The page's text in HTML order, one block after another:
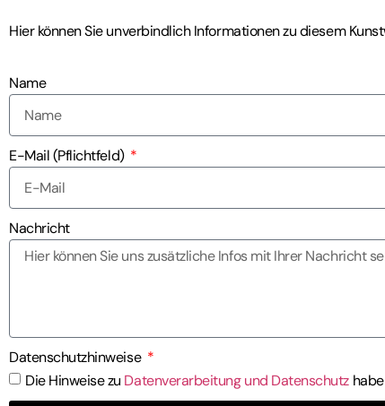
Hier können Sie unverbindlich Informationen zu diesem
Name
E-Mail (Pflichtfeld)
Nachricht
Datenschutzhinweise
Die Hinweise zu Datenverarbeitung und Datenschutz